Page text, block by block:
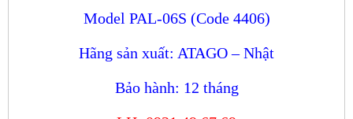
Model PAL-06S (Code 4406)
Hãng sản xuất: ATAGO – Nhật
Bảo hành: 12 tháng